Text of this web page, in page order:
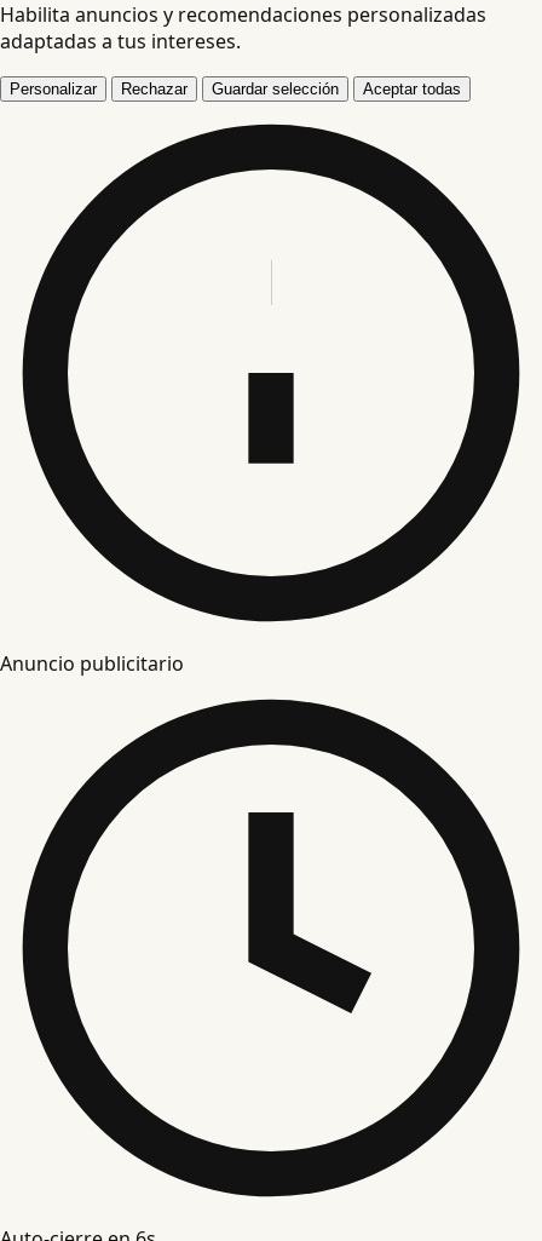
Habilita anuncios y recomendaciones personalizadas
adaptadas a tus intereses.
Personalizar Rechazar Guardar selección Aceptar todas
Anuncio publicitario